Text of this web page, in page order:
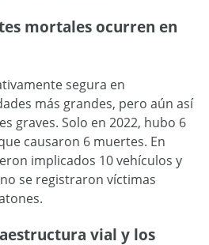
mortales ocurren en
segura en
más grandes, pero aún así
graves. Solo en 2022, hubo 6
causaron 6 muertes. En
implicados 10 vehículos y
se registraron víctimas
vial y los